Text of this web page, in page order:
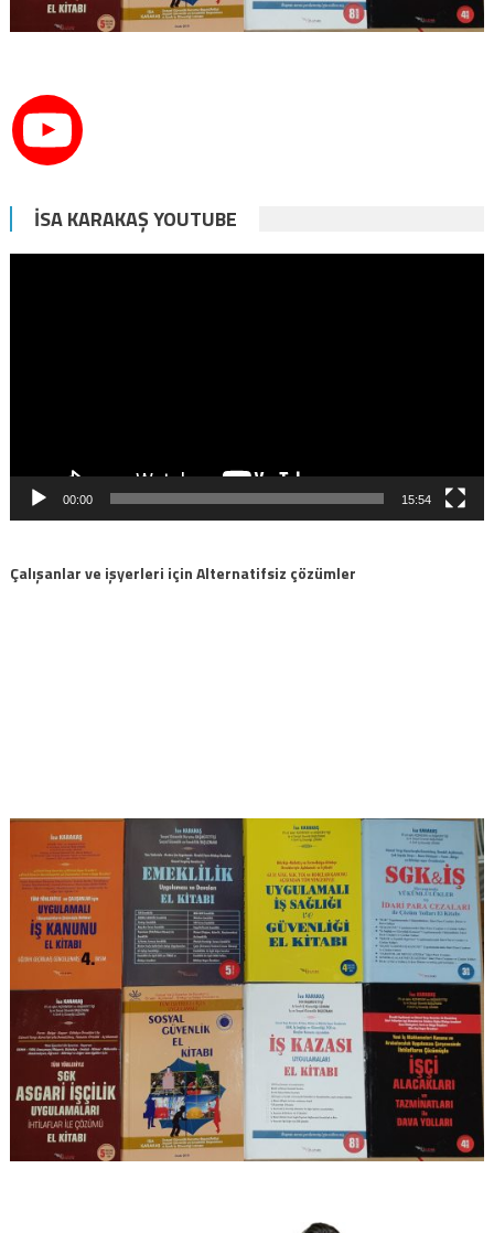
İSA KARAKAŞ YOUTUBE
00:00 15:54
Çalışanlar ve işyerleri için Alternatifsiz çözümler